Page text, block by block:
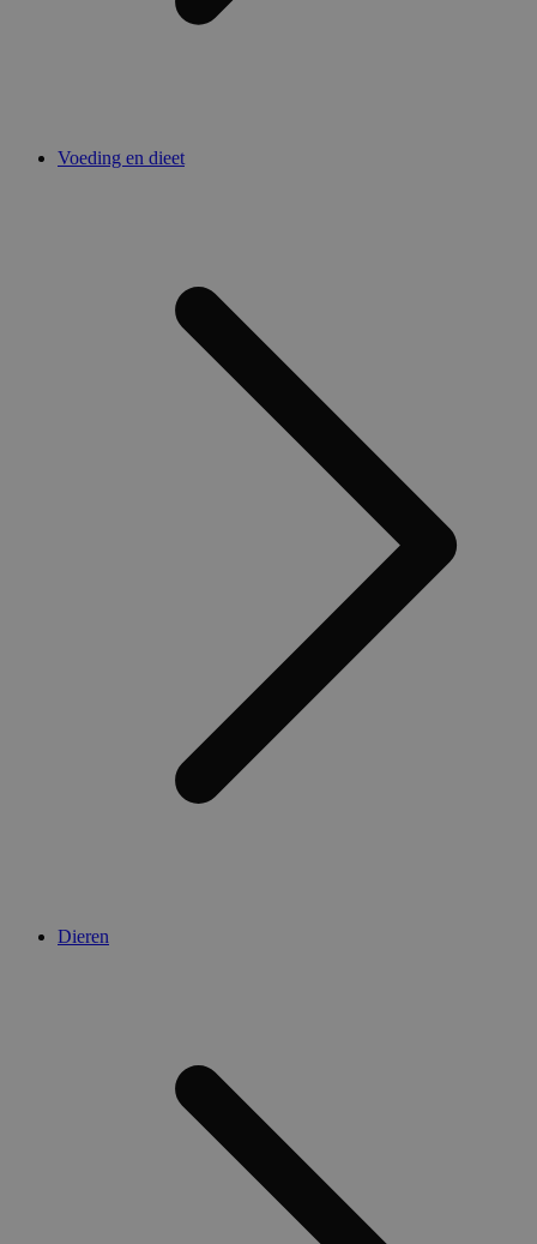
Voeding en dieet
Dieren